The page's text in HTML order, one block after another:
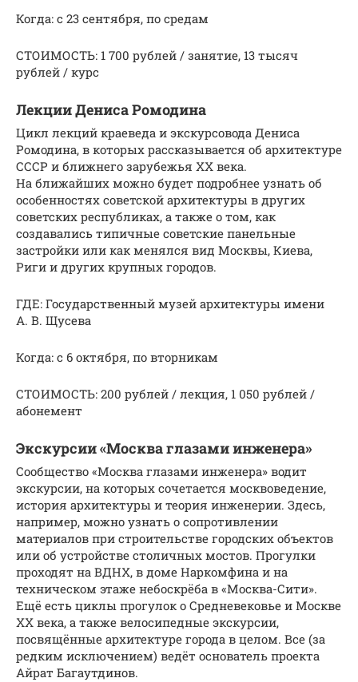
Когда: с 23 сентября, по средам
СТОИМОСТЬ: 1 700 рублей / занятие, 13 тысяч
рублей / курс
Лекции Дениса Ромодина
Цикл лекций краеведа и экскурсовода Дениса
Ромодина, в которых рассказывается об архитектуре
СССР и ближнего зарубежья ХХ века.
На ближайших можно будет подробнее узнать об
особенностях советской архитектуры в других
советских республиках, а также о том, как
создавались типичные советские панельные
застройки или как менялся вид Москвы, Киева,
Риги и других крупных городов.
ГДЕ: Государственный музей архитектуры имени
А. В. Щусева
Когда: с 6 октября, по вторникам
СТОИМОСТЬ: 200 рублей / лекция, 1 050 рублей /
абонемент
Экскурсии «Москва глазами инженера»
Сообщество «Москва глазами инженера» водит
экскурсии, на которых сочетается москвоведение,
история архитектуры и теория инженерии. Здесь,
например, можно узнать о сопротивлении
материалов при строительстве городских объектов
или об устройстве столичных мостов. Прогулки
проходят на ВДНХ, в доме Наркомфина и на
техническом этаже небоскрёба в «Москва-Сити».
Ещё есть циклы прогулок о Средневековье и Москве
XX века, а также велосипедные экскурсии,
посвящённые архитектуре города в целом. Все (за
редким исключением) ведёт основатель проекта
Айрат Багаутдинов.